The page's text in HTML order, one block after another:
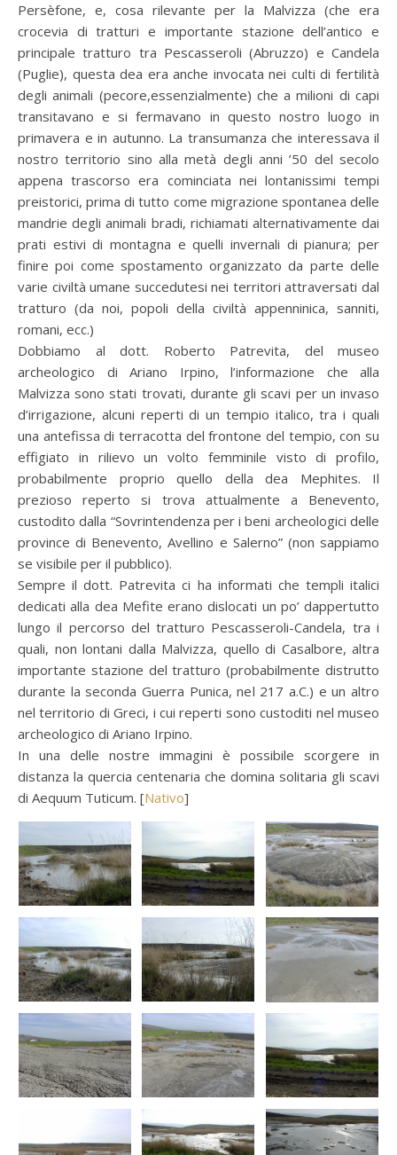
Persèfone, e, cosa rilevante per la Malvizza (che era
crocevia di tratturi e importante stazione dell’antico e
principale tratturo tra Pescasseroli (Abruzzo) e Candela
(Puglie), questa dea era anche invocata nei culti di fertilità
degli animali (pecore,essenzialmente) che a milioni di capi
transitavano e si fermavano in questo nostro luogo in
primavera e in autunno. La transumanza che interessava il
nostro territorio sino alla metà degli anni ’50 del secolo
appena trascorso era cominciata nei lontanissimi tempi
preistorici, prima di tutto come migrazione spontanea delle
mandrie degli animali bradi, richiamati alternativamente dai
prati estivi di montagna e quelli invernali di pianura; per
finire poi come spostamento organizzato da parte delle
varie civiltà umane succedutesi nei territori attraversati dal
tratturo (da noi, popoli della civiltà appenninica, sanniti,
romani, ecc.)
Dobbiamo al dott. Roberto Patrevita, del museo
archeologico di Ariano Irpino, l’informazione che alla
Malvizza sono stati trovati, durante gli scavi per un invaso
d’irrigazione, alcuni reperti di un tempio italico, tra i quali
una antefissa di terracotta del frontone del tempio, con su
effigiato in rilievo un volto femminile visto di profilo,
probabilmente proprio quello della dea Mephites. Il
prezioso reperto si trova attualmente a Benevento,
custodito dalla “Sovrintendenza per i beni archeologici delle
province di Benevento, Avellino e Salerno” (non sappiamo
se visibile per il pubblico).
Sempre il dott. Patrevita ci ha informati che templi italici
dedicati alla dea Mefite erano dislocati un po’ dappertutto
lungo il percorso del tratturo Pescasseroli-Candela, tra i
quali, non lontani dalla Malvizza, quello di Casalbore, altra
importante stazione del tratturo (probabilmente distrutto
durante la seconda Guerra Punica, nel 217 a.C.) e un altro
nel territorio di Greci, i cui reperti sono custoditi nel museo
archeologico di Ariano Irpino.
In una delle nostre immagini è possibile scorgere in
distanza la quercia centenaria che domina solitaria gli scavi
di Aequum Tuticum. [Nativo]